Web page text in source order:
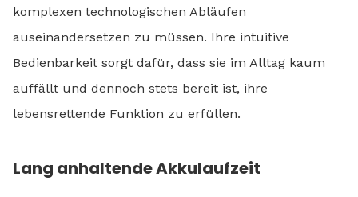
komplexen technologischen Abläufen
auseinandersetzen zu müssen. Ihre intuitive
Bedienbarkeit sorgt dafür, dass sie im Alltag kaum
auffällt und dennoch stets bereit ist, ihre
lebensrettende Funktion zu erfüllen.
Lang anhaltende Akkulaufzeit